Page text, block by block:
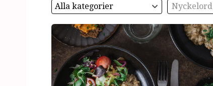
Alla kategorier Nyckelord